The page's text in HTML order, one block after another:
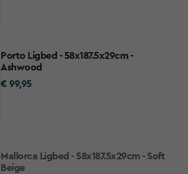
Porto Ligbed - 58x187.5x29cm -
Ashwood
€
€ 99,95
Mallorca Ligbed - 58x187.5x29cm - Soft
Beige